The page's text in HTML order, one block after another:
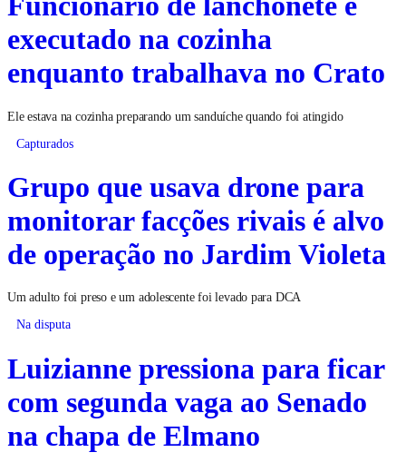
executado na cozinha
enquanto trabalhava no Crato
Ele estava na cozinha preparando um sanduíche quando foi atingido
Capturados
Grupo que usava drone para
monitorar facções rivais é alvo
de operação no Jardim Violeta
Um adulto foi preso e um adolescente foi levado para DCA
Na disputa
Luizianne pressiona para ficar
com segunda vaga ao Senado
na chapa de Elmano